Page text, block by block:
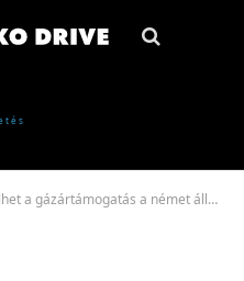
gázártámogatás a német államnak